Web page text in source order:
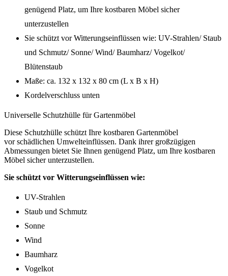
genügend Platz, um Ihre kostbaren Möbel sicher
unterzustellen
Sie schützt vor Witterungseinflüssen wie: UV-Strahlen/ Staub
und Schmutz/ Sonne/ Wind/ Baumharz/ Vogelkot/
Blütenstaub
Maße: ca. 132 x 132 x 80 cm (L x B x H)
Kordelverschluss unten
Universelle Schutzhülle für Gartenmöbel
Diese Schutzhülle schützt Ihre kostbaren Gartenmöbel
vor schädlichen Umwelteinflüssen. Dank ihrer großzügigen
Abmessungen bietet Sie Ihnen genügend Platz, um Ihre kostbaren
Möbel sicher unterzustellen.
Sie schützt vor Witterungseinflüssen wie:
UV-Strahlen
Staub und Schmutz
Sonne
Wind
Baumharz
Vogelkot